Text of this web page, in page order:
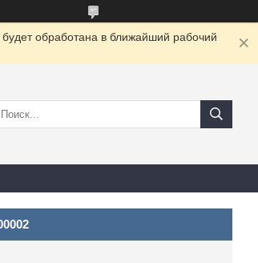
обработана в ближайший рабочий